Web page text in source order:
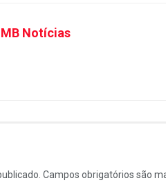
Notícias
Campos obrigatórios são